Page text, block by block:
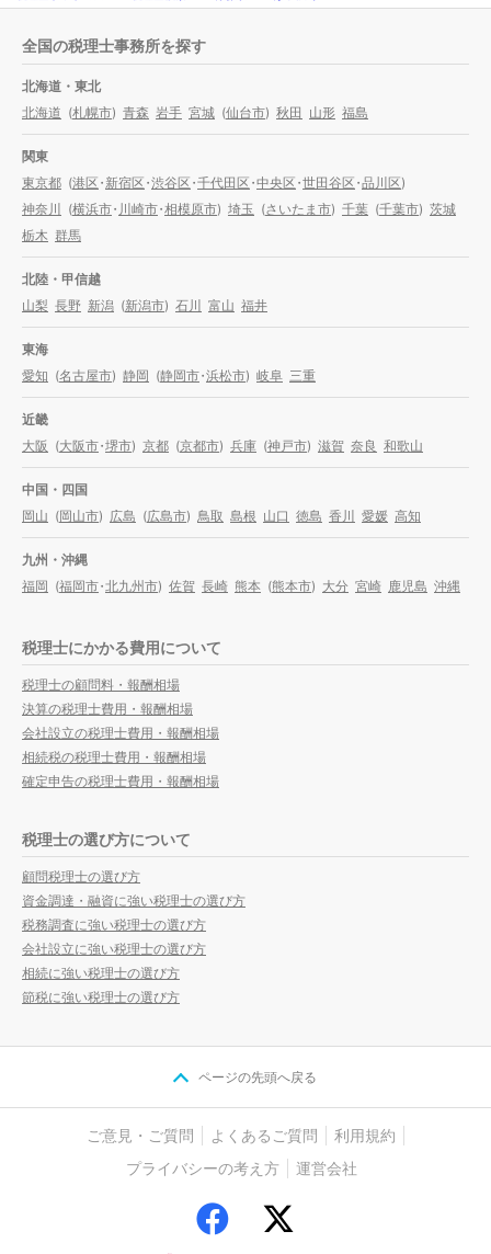
全国の税理士事務所を探す
北海道・東北
北海道 (札幌市) 青森 岩手 宮城 (仙台市) 秋田 山形 福島
関東
東京都 (港区・新宿区・渋谷区・千代田区・中央区・世田谷区・品川区)
神奈川
(横浜市・川崎市・相模原市) 埼玉 (さいたま市) 千葉 (千葉市) 茨城
栃木 群馬
北陸・甲信越
山梨 長野 新潟 (新潟市) 石川 富山 福井
東海
愛知 (名古屋市) 静岡 (静岡市・浜松市) 岐阜 三重
近畿
大阪 (大阪市・堺市) 京都 (京都市) 兵庫 (神戸市) 滋賀 奈良 和歌山
中国・四国
岡山 (岡山市) 広島 (広島市) 鳥取 島根 山口 徳島 香川 愛媛 高知
九州・沖縄
福岡 (福岡市・北九州市) 佐賀 長崎 熊本 (熊本市) 大分 宮崎 鹿児島 沖縄
税理士にかかる費用について
税理士の顧問料・報酬相場
決算の税理士費用・報酬相場
会社設立の税理士費用・報酬相場
相続税の税理士費用・報酬相場
確定申告の税理士費用・報酬相場
税理士の選び方について
顧問税理士の選び方
資金調達・融資に強い税理士の選び方
税務調査に強い税理士の選び方
会社設立に強い税理士の選び方
相続に強い税理士の選び方
節税に強い税理士の選び方
ページの先頭へ戻る
ご意見・ご質問 よくあるご質問
利用規約
プライバシーの考え方
運営会社